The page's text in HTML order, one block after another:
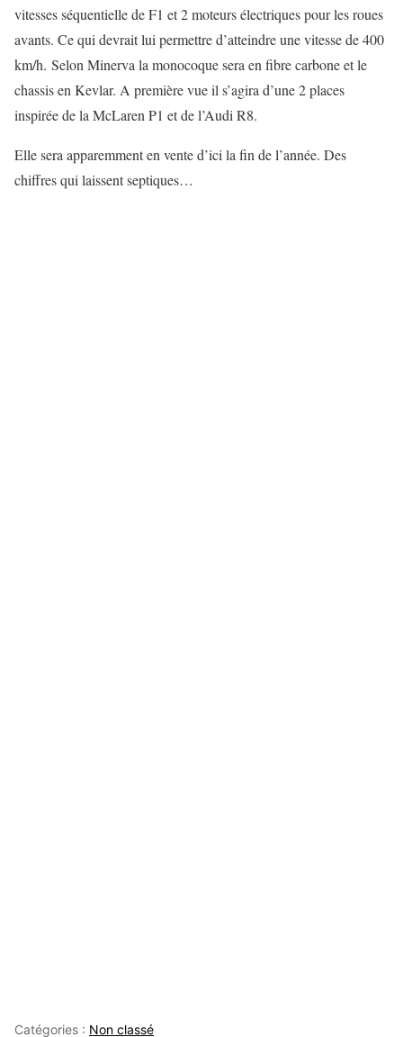
vitesses séquentielle de F1 et 2 moteurs électriques pour les roues
avants. Ce qui devrait lui permettre d’atteindre une vitesse de 400
km/h. Selon Minerva la monocoque sera en fibre carbone et le
chassis en Kevlar. A première vue il s’agira d’une 2 places
inspirée de la McLaren P1 et de l’Audi R8.
Elle sera apparemment en vente d’ici la fin de l’année. Des
chiffres qui laissent septiques…
Catégories : Non classé